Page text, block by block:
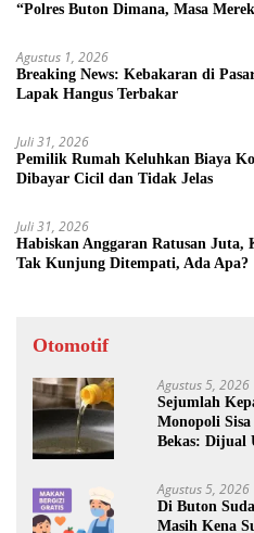
“Polres Buton Dimana, Masa
Agustus 1, 2026
Breaking News: Kebakaran di
Lapak Hangus Terbakar
Juli 31, 2026
Pemilik Rumah Keluhkan Biaya
Dibayar Cicil dan Tidak Jelas
Juli 31, 2026
Habiskan Anggaran Ratusan
Tak Kunjung Ditempati, Ada Apa?
Otomotif
Agustus 5, 2026
Sejumlah
Monopoli
Bekas: Dijual
Agustus 5, 2026
Di Buton
Masih Kena